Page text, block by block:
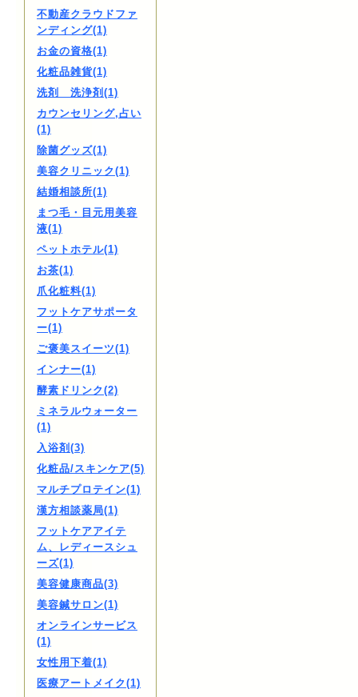
不動産クラウドファ
ンディング(1)
お金の資格(1)
化粧品雑貨(1)
洗剤 洗浄剤(1)
カウンセリング,占い
(1)
除菌グッズ(1)
美容クリニック(1)
結婚相談所(1)
まつ毛・目元用美容
液(1)
ペットホテル(1)
お茶(1)
爪化粧料(1)
フットケアサポータ
ー(1)
ご褒美スイーツ(1)
インナー(1)
酵素ドリンク(2)
ミネラルウォーター
(1)
入浴剤(3)
化粧品/スキンケア(5)
マルチプロテイン(1)
漢方相談薬局(1)
フットケアアイテ
ム、レディースシュ
ーズ(1)
美容健康商品(3)
美容鍼サロン(1)
オンラインサービス
(1)
女性用下着(1)
医療アートメイク(1)